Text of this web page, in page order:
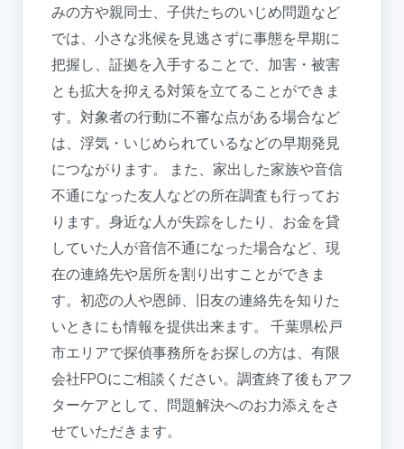
みの方や親同士、子供たちのいじめ問題など
では、小さな兆候を見逃さずに事態を早期に
把握し、証拠を入手することで、加害・被害
とも拡大を抑える対策を立てることができま
す。対象者の行動に不審な点がある場合など
は、浮気・いじめられているなどの早期発見
につながります。 また、家出した家族や音信
不通になった友人などの所在調査も行ってお
ります。身近な人が失踪をしたり、お金を貸
していた人が音信不通になった場合など、現
在の連絡先や居所を割り出すことができま
す。初恋の人や恩師、旧友の連絡先を知りた
いときにも情報を提供出来ます。 千葉県松戸
市エリアで探偵事務所をお探しの方は、有限
会社FPOにご相談ください。調査終了後もアフ
ターケアとして、問題解決へのお力添えをさ
せていただきます。